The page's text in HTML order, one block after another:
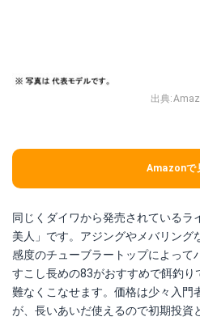
出典:
Amazonで
同じくダイワから発売されているラ
美人」です。アジングやメバリング
感度のチューブラートップによって
すこし長めの83がおすすめで餌釣り
難なくこなせます。価格は少々入門
が、長いあいだ使えるので初期投資